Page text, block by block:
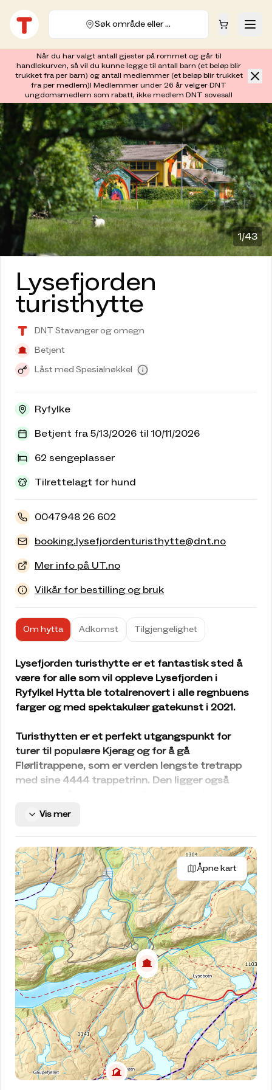
Søk område eller hytte
Når du har valgt antall gjester på rommet og går til
handlekurven, så vil du kunne legge til antall barn (et beløp blir
trukket fra per barn) og antall medlemmer (et beløp blir trukket
fra per medlem)! Medlemmer under 26 år velger DNT
ungdomsmedlem som rabatt, ikke medlem DNT sovesal!
1/43
Lysefjorden
turisthytte
DNT Stavanger og omegn
Betjent
Låst med Spesialnøkkel
Ryfylke
Betjent fra 5/13/2026 til 10/11/2026
62 sengeplasser
Tilrettelagt for hund
0047948 26 602
booking.lysefjordenturisthytte@dnt.no
Mer info på UT.no
Vilkår for bestilling og bruk
Om hytta Adkomst Tilgjengelighet
Lysefjorden turisthytte er et fantastisk sted å
være for alle som vil oppleve Lysefjorden i
Ryfylke! Hytta ble totalrenovert i alle regnbuens
farger og med spektakulær gatekunst i 2021.
Turisthytten er et perfekt utgangspunkt for
turer til populære Kjerag og for å gå
Flørlitrappene, som er verden lengste tretrapp
med sine 4444 trappetrinn. Den ligger også
Beliggenhet
vakre Lysefjorden. Her er det så mektig natur at
selv den største kan føle seg ganske liten ved
foten av himmelhøye og stupbratte fjell. Med
beliggenhet rett ved ferjeleiet er turisthytten et
godt utgangspunkt for både korte og lengre
turer.
Turisthytten er et nydelig sted for barnefamilier,
med lekeapparater og trampoline i hagen.
Du kan reise med bil, buss og båt. Hytten ligger
ca. 50 meter fra kaien i Lysebotn. Vi anbefaler
alltid å bestille plass på båten.Les mer om
hvordan du kommer deg til Lysebotn.
Lysefjorden turisthytte er også et bra
utgangspunkt for turer til turisthyttene
Langavatn, Nilsebu og Stakken.
Vis mer
Åpne kart